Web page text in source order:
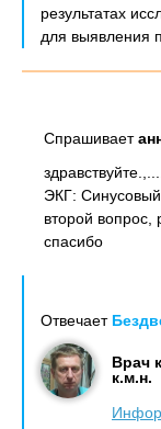
результатах
для выявления
Спрашивает
ЭКГ:
второй вопрос,
спасибо
Отвечает
Врач
к.м.н.